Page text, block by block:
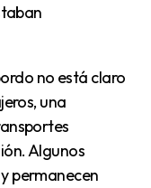
una
Algunos
permanecen